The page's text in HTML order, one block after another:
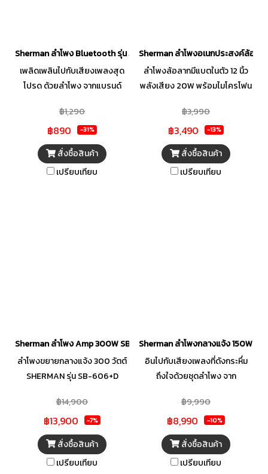
Sherman ลำโพง Bluetooth รุ่น J-3333 กำลัง 5 วัตต์ สีดำ
เพลิดเพลินไปกับเสียงเพลงสุด
โปรด ด้วยลำโพง จากแบรนด์
กระหึ่ม เร้าใจ และเปี่ยมด้วย
คุณภาพ ขนาดกะทัดรัด ออกแบบ
มาเพื่อให้สามารถจัดวางบนโต๊ะ
ทำงาน หรือพกพาไปตามสถานที่
ต่าง ๆ ได้ อีกทั้งยังสามารถเชื่อม
฿1,290
฿890 -31%
สั่งซื้อสินค้า
เปรียบเทียบ
Sherman ลำโพงอเนกประสงค์ล้อล
ลำโพงล้อลากมีแบตในตัว 12 นิ้ว
พลังเสียง 20W พร้อมไมโครโฟน
Rechargeable 7.4v/1800mAh
บรรจุอยู่ภายใน เพิ่มความสะดวก
สบายในการเคลื่อนย้ายด้วย ชุด
มือจับพร้อมล้อลาก ใช้งานได้
อเนกประสงค์ทั้งงานสอนหนังสือ
฿3,990
฿3,490 -13%
สั่งซื้อสินค้า
เปรียบเทียบ
Sherman ลำโพง Amp 300W SB-606+D
ลำโพงขยายกลางแจ้ง 300 วัตต์
SHERMAN รุ่น SB-606+D
ออกแบบได้อย่างลงตัว ทั้งวอลุ่ม
ปรับเสียงเพลง, วอลุ่มปรับเสียง
ไมค์, วอลุ่มสไลด์ สำหรับปรับ EQ
รวมไปถึง Bluetooth, USB, SD
Card, AUX และไมโครโฟนไร้สาย
฿14,900
฿13,900 -7%
สั่งซื้อสินค้า
เปรียบเทียบ
Sherman ลำโพงกลางแจ้ง 150W
อินไปกับเสียงเพลงที่ดังกระหึ่ม
ถึงใจด้วยชุดลำโพง จาก
ทรงพลังด้วยกำลังขับถึง 150
วัตต์ แบบพาสซีฟ 2 ทาง ตอบ
สนองความถี่ได้กว้าง ให้เสียงเบส
ที่หนักแน่น เสียงกลางแหลมชัดเจน
มีมิติ ผลิตจากไม้อัดเนื้อดีที่คัด
฿9,990
฿8,990 -10%
สั่งซื้อสินค้า
เปรียบเทียบ